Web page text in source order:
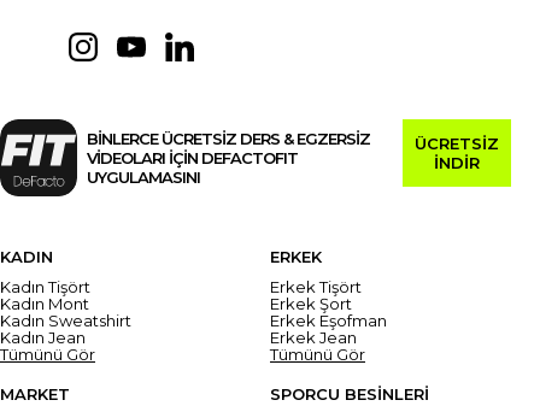
BİNLERCE ÜCRETSİZ DERS & EGZERSİZ
VİDEOLARI İÇİN DEFACTOFIT
UYGULAMASINI
ÜCRETSİZ
İNDİR
KADIN
Kadın Tişört
Kadın Mont
Kadın Sweatshirt
Kadın Jean
Tümünü Gör
ERKEK
Erkek Tişört
Erkek Şort
Erkek Eşofman
Erkek Jean
Tümünü Gör
MARKET
SPORCU BESİNLERİ